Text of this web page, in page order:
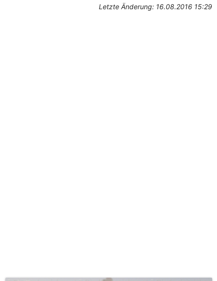
Letzte Änderung: 16.08.2016 15:29